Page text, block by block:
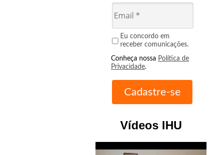
Eu concordo em
receber comunicações.
Conheça nossa Política de
Privacidade.
Vídeos IHU